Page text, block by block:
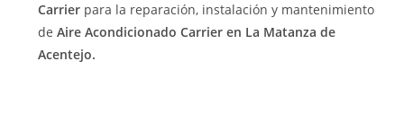
Carrier para la reparación, instalación y mantenimiento
deAire Acondicionado Carrier en La Matanza de
Acentejo.